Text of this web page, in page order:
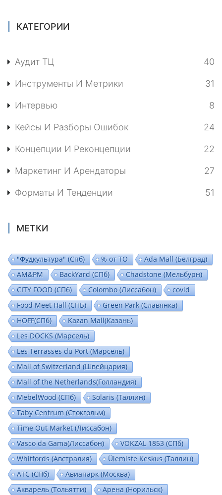
КАТЕГОРИИ
Аудит ТЦ 40
Инструменты И Метрики 31
Интервью 8
Кейсы И Разборы Ошибок 24
Концепции И Реконцепции 22
Маркетинг И Арендаторы 27
Форматы И Тенденции 51
МЕТКИ
"Фудкультура" (Спб) % от ТО
Ada Mall (Белград)
AM&PM
BackYard (СПб)
Chadstone (Мельбурн)
CITY FOOD (СПб)
Colombo (Лиссабон)
covid
Food Meet Hall (СПБ)
Green Park (Славянка)
HOFF(СПб)
Kazan Mall(Казань)
Les DOCKS (Марсель)
Les Terrasses du Port (Марсель)
Mall of Switzerland (Швейцария)
Mall of the Netherlands(Голландия)
MebelWood (СПб)
Solaris (Таллин)
Taby Centrum (Стокгольм)
Time Out Market (Лиссабон)
Vasco da Gama(Лиссабон)
VOKZAL 1853 (СПб)
Whitfords (Австралия)
Ülemiste Keskus (Таллин)
АТС (СПб)
Авиапарк (Москва)
Акварель (Тольятти)
Арена (Норильск)